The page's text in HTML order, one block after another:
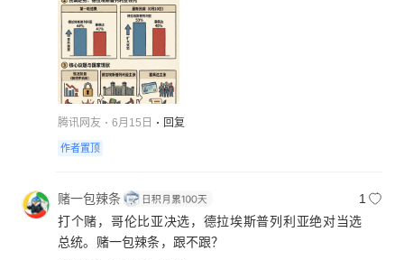
腾讯网友 6月15日 回复
作者置顶
赌一包辣条
1
打个赌，哥伦比亚决选，德拉埃斯普列利亚绝对当选
总统。赌一包辣条，跟不跟？